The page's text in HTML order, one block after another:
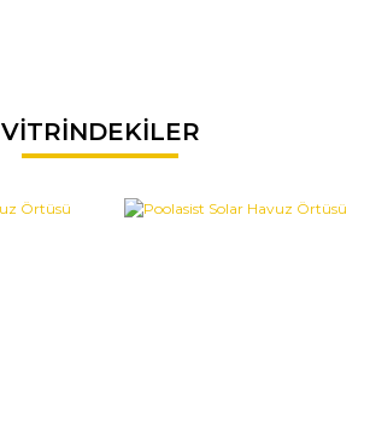
VİTRİNDEKİLER